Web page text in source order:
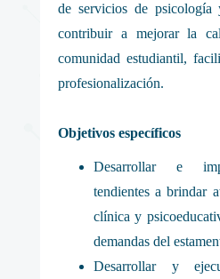
de servicios de psicología
contribuir a mejorar la
comunidad estudiantil,
profesionalización.
Objetivos específicos
Desarrollar e
tendientes a brindar
clínica y
demandas del
Desarrollar y